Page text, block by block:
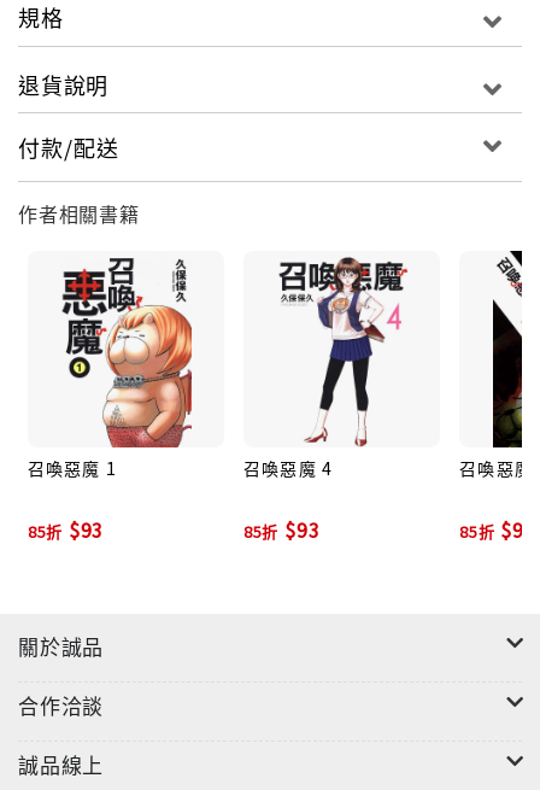
規格
退貨說明
付款/配送
作者相關書籍
召喚惡魔 1
85折 $93
召喚惡魔 4
85折 $93
召喚惡魔
85折 $93
關於誠品
合作洽談
誠品線上